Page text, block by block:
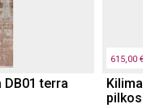
terra
615,00 €
pilkos